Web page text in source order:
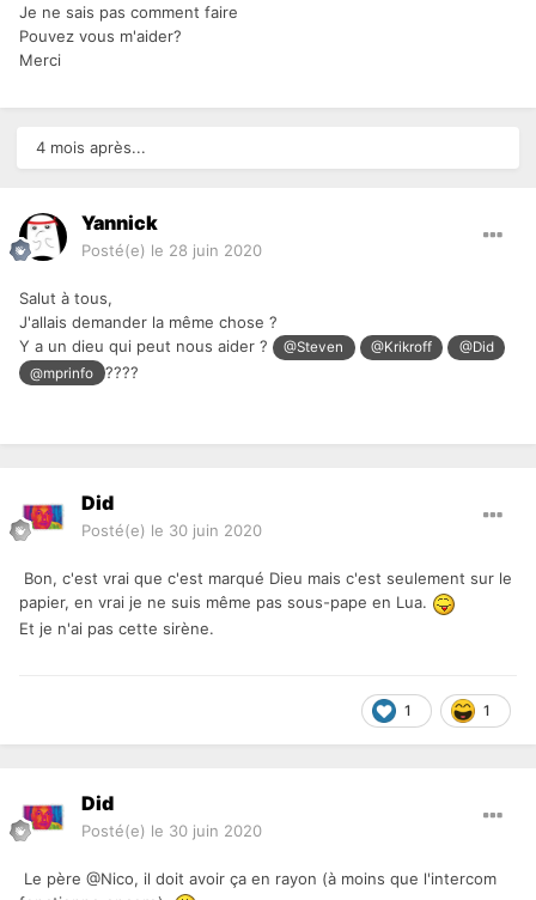
Je ne sais pas comment faire
Pouvez vous m'aider?
Merci
4 mois après...
Yannick
Posté(e) le 28 juin 2020
Salut à tous,
J'allais demander la même chose ?
Y a un dieu qui peut nous aider ?
@Steven @Krikroff
@Did
@mprinfo
????
Did
Posté(e) le 30 juin 2020
Bon, c'est vrai que c'est marqué Dieu mais c'est seulement sur le
papier, en vrai je ne suis même pas sous-pape en Lua.
Et je n'ai pas cette sirène.
1 1
Did
Posté(e) le 30 juin 2020
Le père @Nico, il doit avoir ça en rayon (à moins que l'intercom